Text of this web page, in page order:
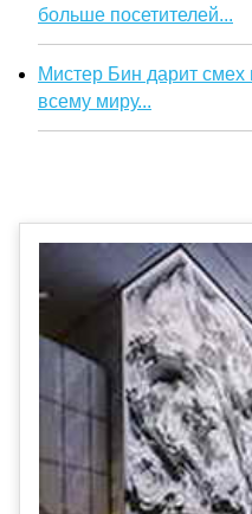
больше посетителей...
Мистер Бин дарит смех
всему миру...